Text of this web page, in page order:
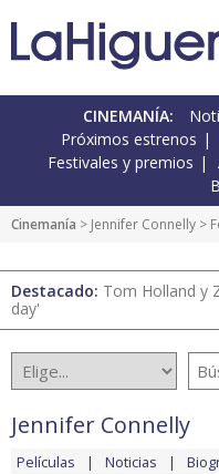
CINEMANÍA:
Próximos estrenos
Festivales y premios
Cinemanía > Jennifer Connelly >
Destacado: Tom Holland y
day'
Jennifer Connelly
Películas Noticias